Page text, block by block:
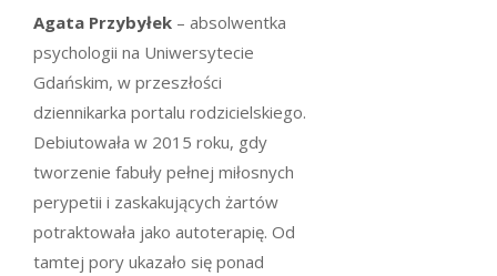
Agata Przybyłek – absolwentka
psychologii na Uniwersytecie
Gdańskim, w przeszłości
dziennikarka portalu rodzicielskiego.
Debiutowała w 2015 roku, gdy
tworzenie fabuły pełnej miłosnych
perypetii i zaskakujących żartów
potraktowała jako autoterapię. Od
tamtej pory ukazało się ponad